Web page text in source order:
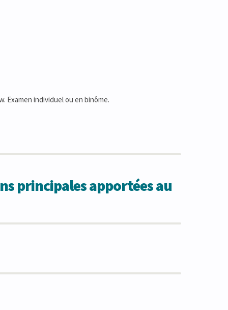
Examen individuel ou en binôme.
principales apportées au